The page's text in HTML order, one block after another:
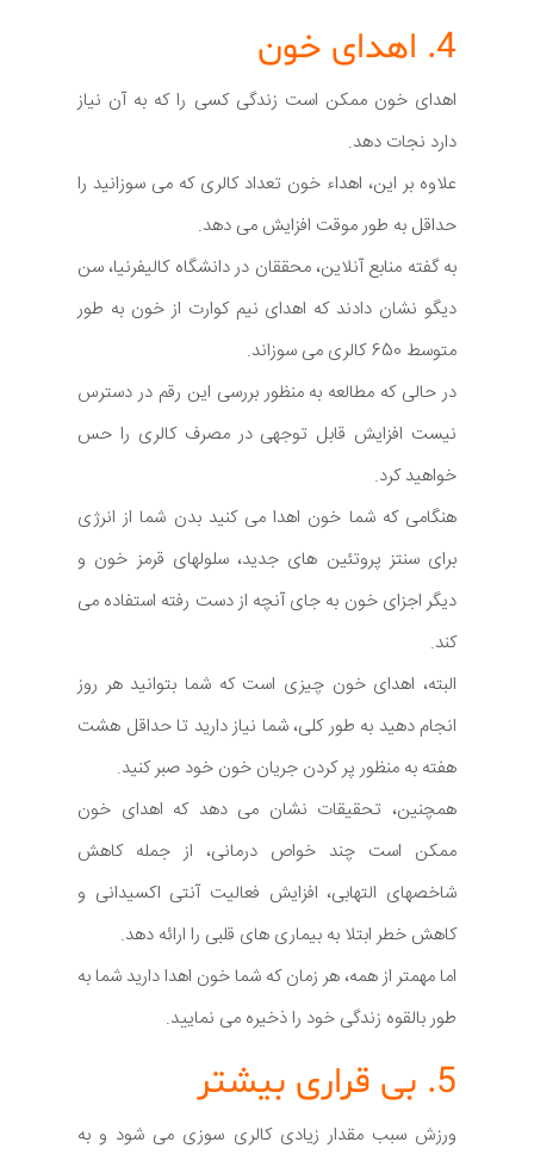
4. اهدای خون
اهدای خون ممکن است زندگی کسی را که به آن نیاز
دارد نجات دهد.
علاوه بر این، اهداء خون تعداد کالری که می سوزانید را
حداقل به طور موقت افزایش می دهد.
به گفته منابع آنلاین، محققان در دانشگاه کالیفرنیا، سن
دیگو نشان دادند که اهدای نیم کوارت از خون به طور
متوسط 650 کالری می سوزاند.
در حالی که مطالعه به منظور بررسی این رقم در دسترس
نیست افزایش قابل توجهی در مصرف کالری را حس
خواهید کرد.
هنگامی که شما خون اهدا می کنید بدن شما از انرژی
برای سنتز پروتئین های جدید، سلولهای قرمز خون و
دیگر اجزای خون به جای آنچه از دست رفته استفاده می
کند.
البته، اهدای خون چیزی است که شما بتوانید هر روز
انجام دهید به طور کلی، شما نیاز دارید تا حداقل هشت
هفته به منظور پر کردن جریان خون خود صبر کنید.
همچنین، تحقیقات نشان می دهد که اهدای خون
ممکن است چند خواص درمانی، از جمله کاهش
شاخصهای التهابی، افزایش فعالیت آنتی اکسیدانی و
کاهش خطر ابتلا به بیماری های قلبی را ارائه دهد.
اما مهمتر از همه، هر زمان که شما خون اهدا دارید شما به
طور بالقوه زندگی خود را ذخیره می نمایید.
5. بی قراری بیشتر
ورزش سبب مقدار زیادی کالری سوزی می شود و به